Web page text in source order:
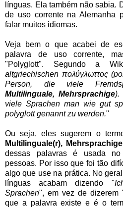
línguas. Ela também não sabia.
de uso corrente na Alemanha
falar muitos idiomas.
Veja bem o que acabei de
palavra de uso corrente,
"Polyglott". Segundo a
altgriechischen πολύγλωττος
Person, die viele
Multilinguale, Mehrsprachige).
viele Sprachen man wie gut
polyglott genannt zu werden."
Ou seja, eles sugerem o
Multilinguale(r),
dessas palavras é usada
pessoas. Por isso que foi tão
algo que use na prática. No
línguas acabam dizendo "
Sprachen", em vez de dizerem
que a palavra existe e é o